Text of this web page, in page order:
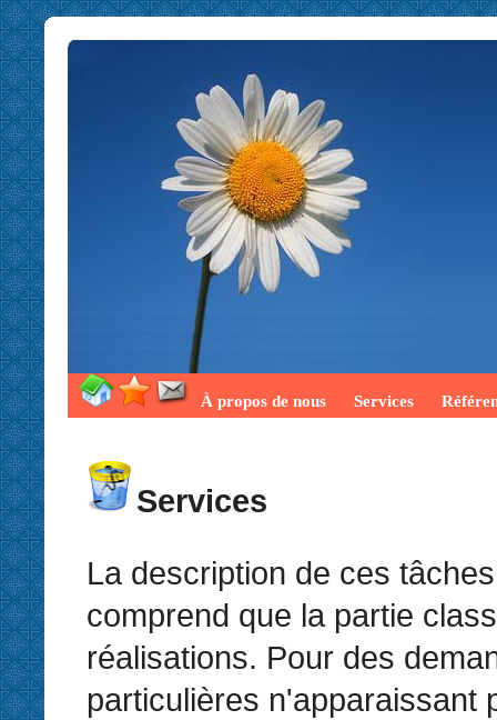
À propos de nous Services
Services
La description de ces
comprend que la partie
réalisations. Pour des
particulières n'apparaissant